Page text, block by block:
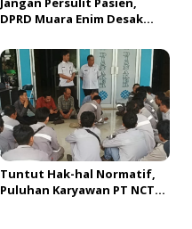
DPRD Muara Enim Desak
Tuntut Hak-hal Normatif,
Puluhan Karyawan PT NCT